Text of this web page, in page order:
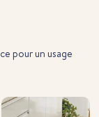
pour un usage